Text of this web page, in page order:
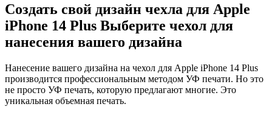
Создать свой дизайн чехла для Apple
iPhone 14 Plus Выберите чехол для
нанесения вашего дизайна
Нанесение вашего дизайна на чехол для Apple iPhone 14 Plus
производится профессиональным методом УФ печати. Но это
не просто УФ печать, которую предлагают многие. Это
уникальная объемная печать.